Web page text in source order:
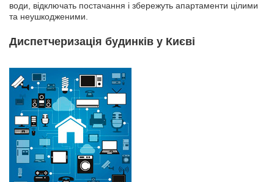
води, відключать постачання і збережуть апартаменти цілими
та неушкодженими.
Диспетчеризація будинків у Києві